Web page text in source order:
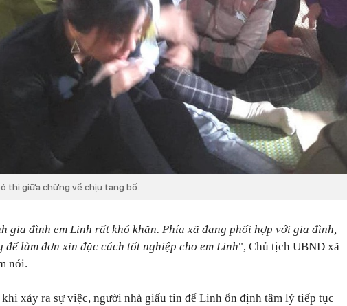
thi giữa chừng về chịu tang bố.
gia đình em Linh rất khó khăn. Phía xã đang phối hợp với gia đình,
để làm đơn xin đặc cách tốt nghiệp cho em Linh", Chủ tịch UBND xã
nói.
xảy ra sự việc, người nhà giấu tin để Linh ổn định tâm lý tiếp tục